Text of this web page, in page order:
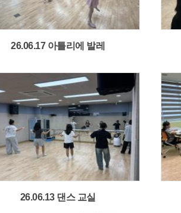
26.06.17 아틀리에 발레
26.06.13 댄스 교실